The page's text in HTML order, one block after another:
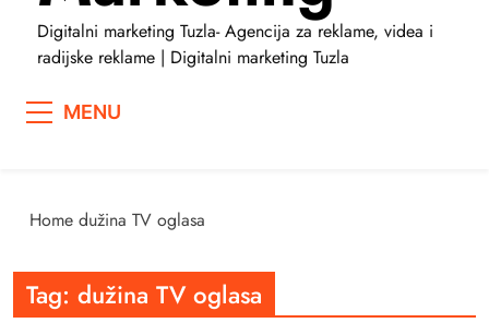
Digitalni marketing Tuzla- Agencija za reklame, videa i
radijske reklame | Digitalni marketing Tuzla
MENU
Home dužina TV oglasa
Tag: dužina TV oglasa